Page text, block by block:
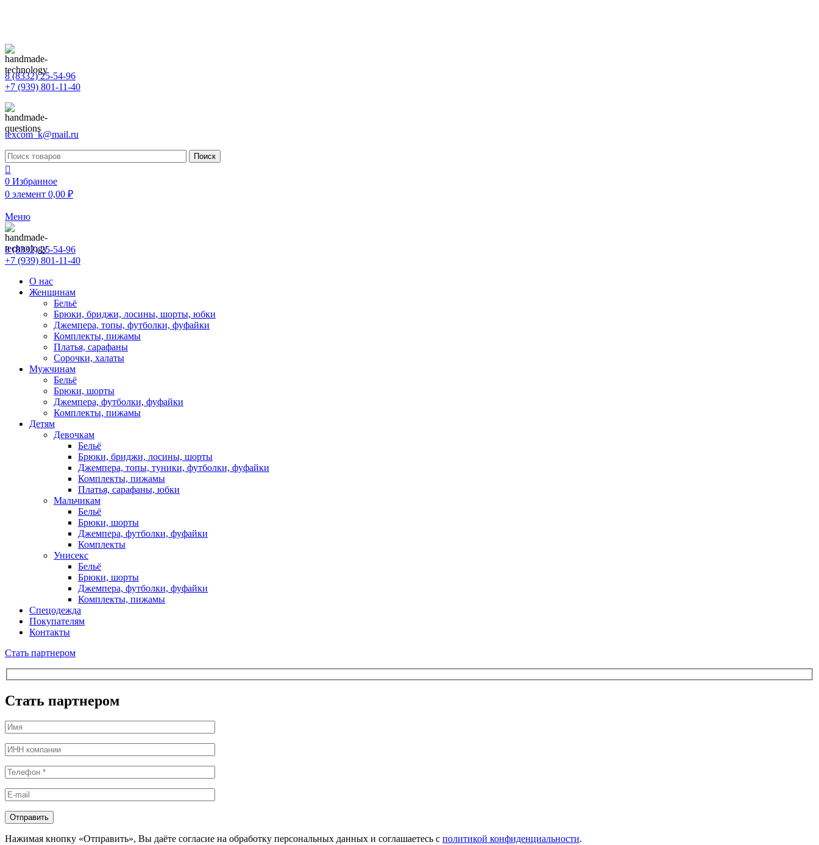
8 (8332) 25-54-96
+7 (939) 801-11-40
texcom_k@mail.ru
Поиск
0 Избранное
0 элемент 0,00 ₽
Меню
8 (8332) 25-54-96
+7 (939) 801-11-40
О нас
Женщинам
Бельё
Брюки, бриджи, лосины, шорты, юбки
Джемпера, топы, футболки, фуфайки
Комплекты, пижамы
Платья, сарафаны
Сорочки, халаты
Мужчинам
Бельё
Брюки, шорты
Джемпера, футболки, фуфайки
Комплекты, пижамы
Детям
Девочкам
Бельё
Брюки, бриджи, лосины, шорты
Джемпера, топы, туники, футболки, фуфайки
Комплекты, пижамы
Платья, сарафаны, юбки
Мальчикам
Бельё
Брюки, шорты
Джемпера, футболки, фуфайки
Комплекты
Унисекс
Бельё
Брюки, шорты
Джемпера, футболки, фуфайки
Комплекты, пижамы
Спецодежда
Покупателям
Контакты
Стать партнером
Стать партнером
Нажимая кнопку «Отправить», Вы даёте согласие на обработку персональных данных и соглашаетесь с политикой конфиденциальности.